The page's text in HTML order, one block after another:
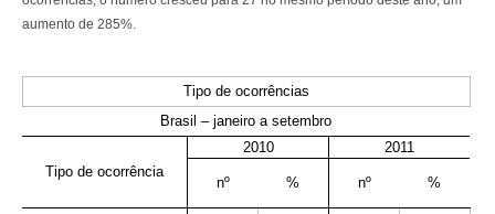
aumento de 285%.
Tipo de ocorrências
Brasil – janeiro a setembro
Tipo de ocorrência
2010 2011
nº % nº %